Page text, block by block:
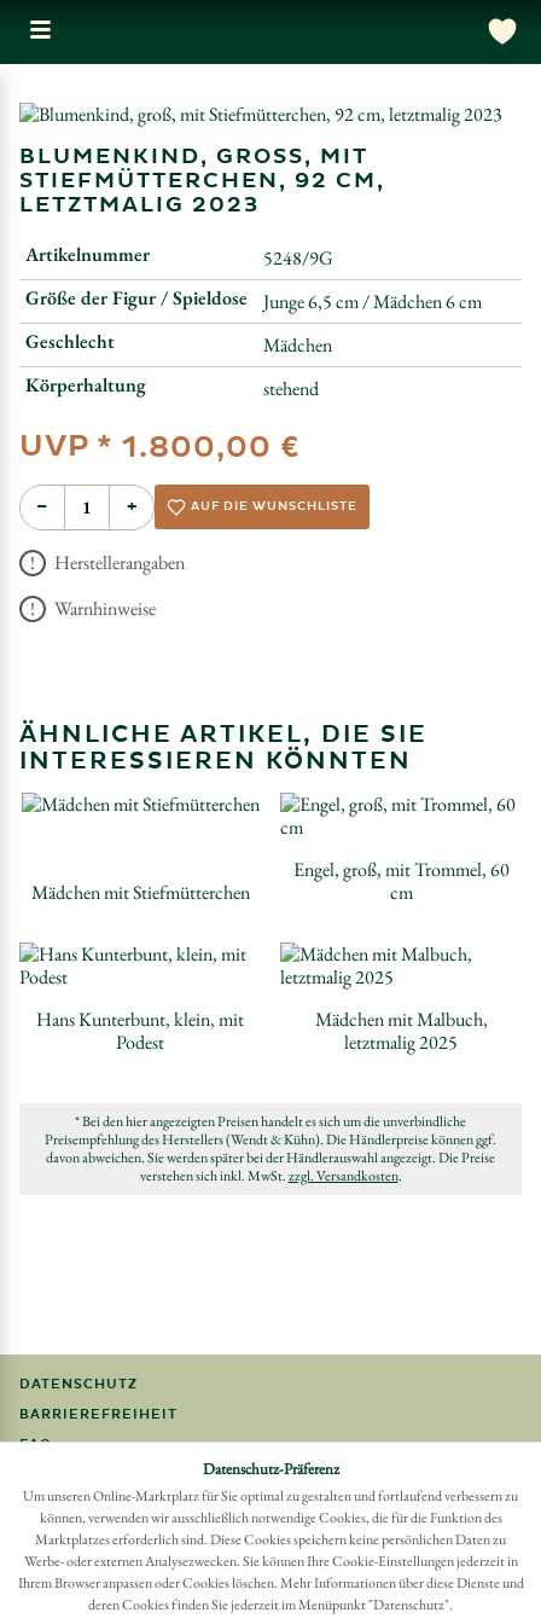
BLUMENKIND, GROSS, MIT S
TIEFMÜTTERCHEN, 92 CM, L
ETZTMALIG 2023
Artikelnummer
5248/9G
Größe der Figur / Spieldose
Junge 6,5 cm / Mädchen 6 cm
Geschlecht
Mädchen
Körperhaltung
stehend
UVP * 1.800,00 €
− + AUF DIE WUNSCHLISTE
Herstellerangaben
Warnhinweise
ÄHNLICHE ARTIKEL, DIE SIE
INTERESSIEREN KÖNNTEN
Mädchen mit Stiefmütterchen
Engel, groß, mit Trommel, 60
cm
Hans Kunterbunt, klein, mit
Podest
Mädchen mit Malbuch,
letztmalig 2025
* Bei den hier angezeigten Preisen handelt es sich um die unverbindliche
Preisempfehlung des Herstellers (Wendt & Kühn). Die Händlerpreise können ggf.
davon abweichen. Sie werden später bei der Händlerauswahl angezeigt. Die Preise
verstehen sich inkl. MwSt.zzgl. Versandkosten.
DATENSCHUTZ
BARRIEREFREIHEIT
FAQ
Möchten Sie eine Bestellung widerrufen?
Hier Widerruf mit wenigen Klicks online erreichen
BESTELLUNG WIDERRUFEN
Datenschutz-Präferenz
Um unseren Online-Marktplatz für Sie optimal zu gestalten und fortlaufend verbessern zu
können, verwenden wir ausschließlich notwendige Cookies, die für die Funktion des
Marktplatzes erforderlich sind. Diese Cookies speichern keine persönlichen Daten zu
Werbe- oder externen Analysezwecken. Sie können Ihre Cookie-Einstellungen jederzeit in
Ihrem Browser anpassen oder Cookies löschen. Mehr Informationen über diese Dienste und
deren Cookies finden Sie jederzeit im Menüpunkt "Datenschutz".